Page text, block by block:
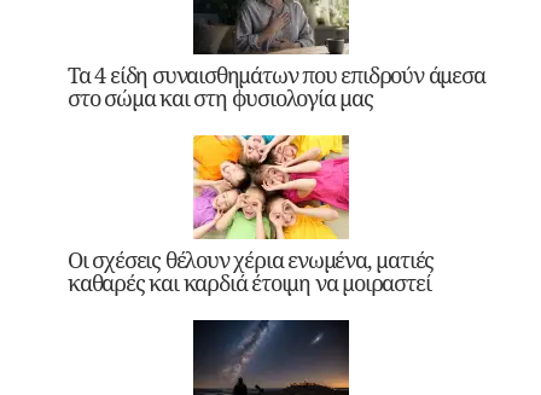
Τα 4 είδη συναισθημάτων που επιδρούν άμεσα
στο σώμα και στη φυσιολογία μας
Οι σχέσεις θέλουν χέρια ενωμένα, ματιές
καθαρές και καρδιά έτοιμη να μοιραστεί